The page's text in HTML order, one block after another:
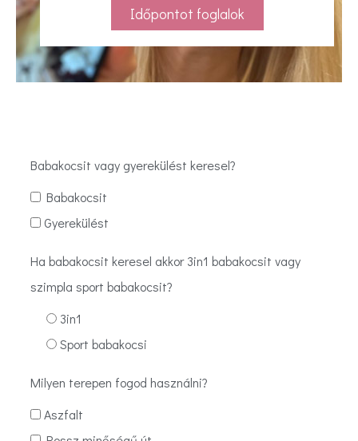
Időpontot foglalok
Babakocsit vagy gyerekülést keresel?
Babakocsit
Gyerekülést
Ha babakocsit keresel akkor 3in1 babakocsit vagy
szimpla sport babakocsit?
3in1
Sport babakocsi
Milyen terepen fogod használni?
Aszfalt